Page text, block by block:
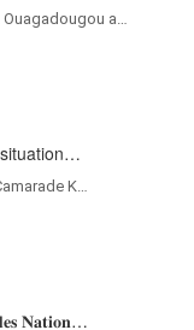
a…
K…
𝐍𝐚𝐭𝐢𝐨𝐧…